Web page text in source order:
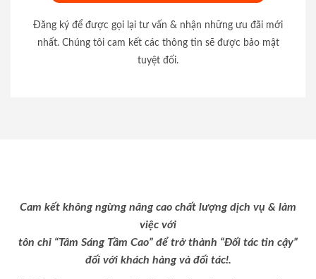
Đăng ký để được gọi lại tư vấn & nhận những ưu đãi mới
nhất. Chúng tôi cam kết các thông tin sẽ được bảo mật
tuyệt đối.
Cam kết không ngừng nâng cao chất lượng dịch vụ & làm
việc với
tôn chỉ “Tâm Sáng Tầm Cao” để trở thành “Đối tác tin cậy”
đối với khách hàng và đối tác!.